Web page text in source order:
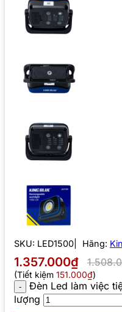
SKU: LED1500 Hãng:
1.357.000₫
(Tiết kiệm 151.000₫)
Đèn Led làm việc
lượng